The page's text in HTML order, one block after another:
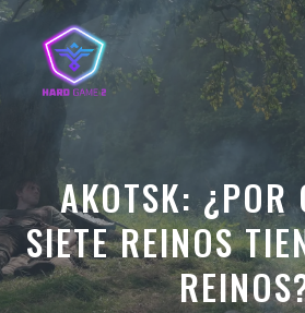
Saltar
contenido
AKOTSK: ¿POR
SIETE REINOS